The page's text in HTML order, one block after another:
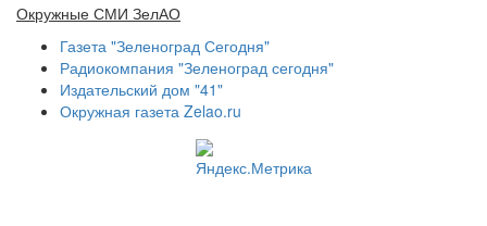
Окружные СМИ ЗелАО
Газета "Зеленоград Сегодня"
Радиокомпания "Зеленоград сегодня"
Издательский дом "41"
Окружная газета Zelao.ru